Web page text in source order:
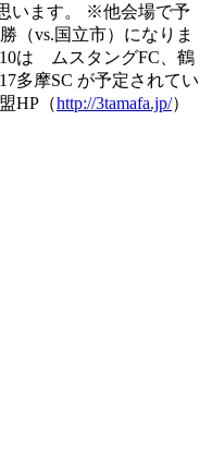
います。 ※他会場で予
（vs.国立市）になりま
は ムスタングFC、鶴
多摩SC が予定されてい
HP（http://3tamafa.jp/）